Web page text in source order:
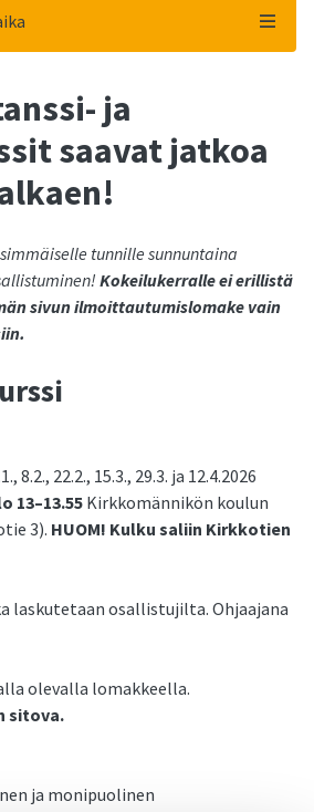
ja
saavat jatkoa
tunnille sunnuntaina
Kokeilukerralle ei erillistä
sivun ilmoittautumislomake vain
8.2., 22.2., 15.3., 29.3. ja 12.4.2026
13–13.55 Kirkkomännikön koulun
3). HUOM! Kulku saliin Kirkkotien
laskutetaan osallistujilta. Ohjaajana
olevalla lomakkeella.
sitova.
ja monipuolinen